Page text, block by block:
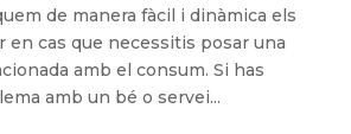
de manera fàcil i dinàmica els
en cas que necessitis posar una
amb el consum. Si has
amb un bé o servei...